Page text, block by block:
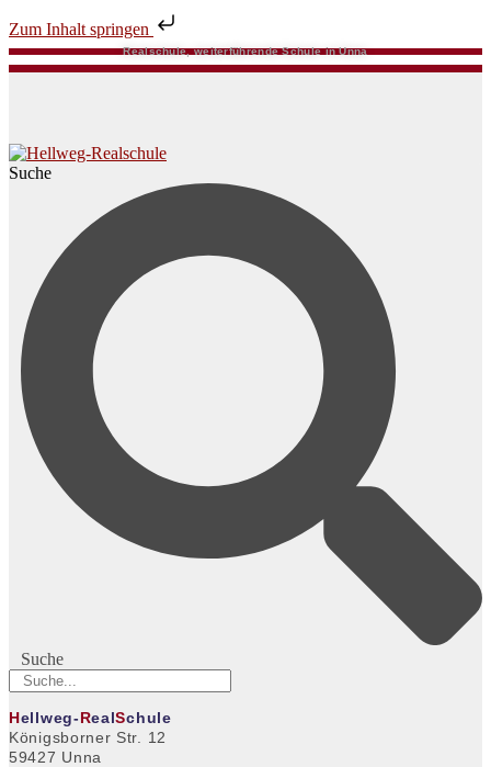
Zum Inhalt springen
Realschule, weiterführende Schule in Unna
Suche
Suche
Hellweg-RealSchule
Königsborner Str. 12
59427 Unna